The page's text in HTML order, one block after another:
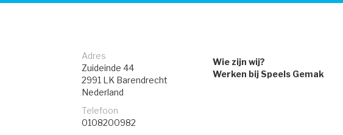
Adres
Zuideinde 44
2991 LK Barendrecht
Nederland
Telefoon
0108200982
Wie zijn wij?
Werken bij Speels Gemak